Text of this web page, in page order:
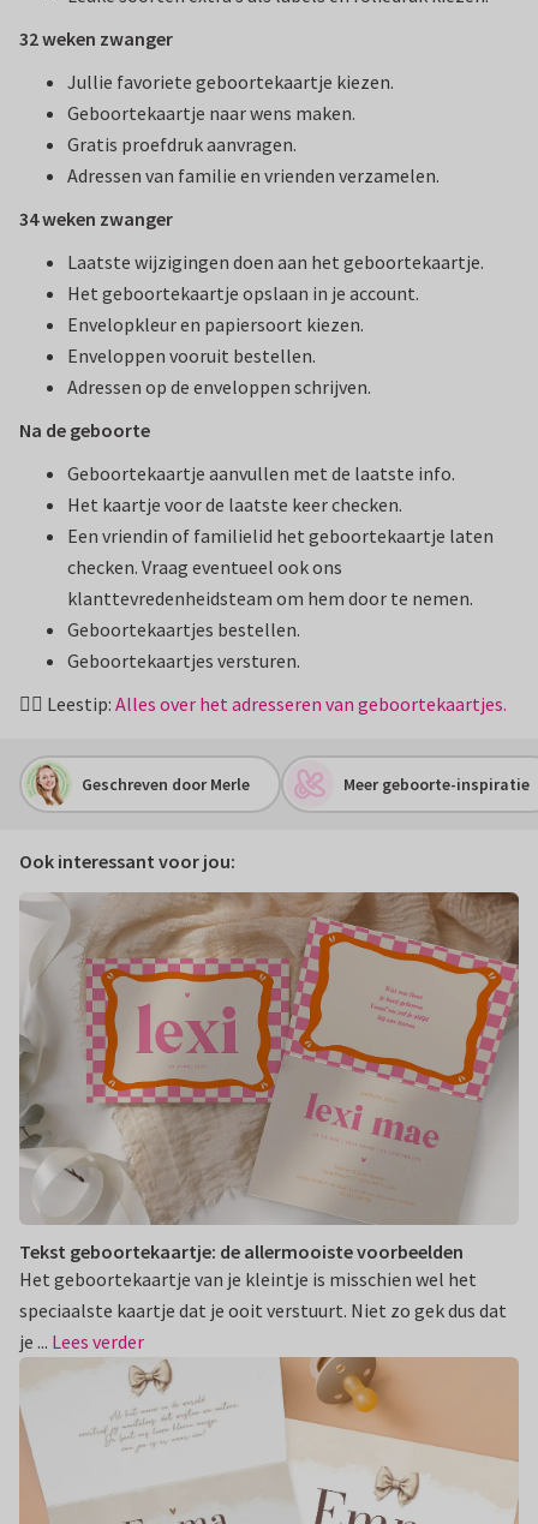
32 weken zwanger
Jullie favoriete geboortekaartje kiezen.
Geboortekaartje naar wens maken.
Gratis proefdruk aanvragen.
Adressen van familie en vrienden verzamelen.
34 weken zwanger
Laatste wijzigingen doen aan het geboortekaartje.
Het geboortekaartje opslaan in je account.
Envelopkleur en papiersoort kiezen.
Enveloppen vooruit bestellen.
Adressen op de enveloppen schrijven.
Na de geboorte
Geboortekaartje aanvullen met de laatste info.
Het kaartje voor de laatste keer checken.
Een vriendin of familielid het geboortekaartje laten
checken. Vraag eventueel ook ons
klanttevredenheidsteam om hem door te nemen.
Geboortekaartjes bestellen.
Geboortekaartjes versturen.
✍🏽 Leestip: Alles over het adresseren van geboortekaartjes.
Geschreven door Merle Meer geboorte-inspiratie
Ook interessant voor jou:
Tekst geboortekaartje: de allermooiste voorbeelden
Het geboortekaartje van je kleintje is misschien wel het
speciaalste kaartje dat je ooit verstuurt. Niet zo gek dus dat
je ... Lees verder